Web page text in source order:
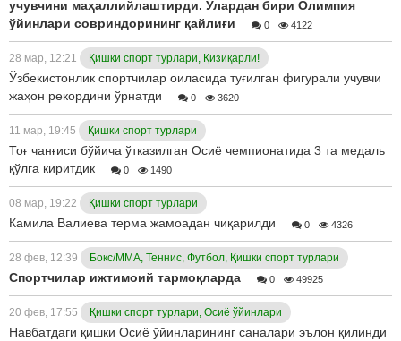
учувчини маҳаллийлаштирди. Улардан бири Олимпия
ўйинлари совриндорининг қайлиғи
0 4122
28 мар, 12:21 Қишки спорт турлари, Қизиқарли!
Ўзбекистонлик спортчилар оиласида туғилган фигурали учувчи
жаҳон рекордини ўрнатди
0 3620
11 мар, 19:45 Қишки спорт турлари
Тоғ чанғиси бўйича ўтказилган Осиё чемпионатида 3 та медаль
қўлга киритдик
0 1490
08 мар, 19:22 Қишки спорт турлари
Камила Валиева терма жамоадан чиқарилди 0 4326
28 фев, 12:39 Бокс/ММА, Теннис, Футбол, Қишки спорт турлари
Спортчилар ижтимоий тармоқларда 0 49925
20 фев, 17:55 Қишки спорт турлари, Осиё ўйинлари
Навбатдаги қишки Осиё ўйинларининг саналари эълон қилинди